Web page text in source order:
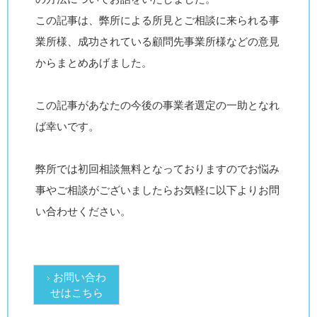
この記事は、弊所による所見とご相談に来られる事
業所様、成功されている顧問先事業所様などの意見
からまとめあげました。
この記事があなたの今後の事業者選定の一助となれ
ば幸いです。
弊所では初回相談無料となっておりますのでお悩み
事やご相談がございましたらお気軽に以下よりお問
い合わせください。
お問い合わ
せはこちら